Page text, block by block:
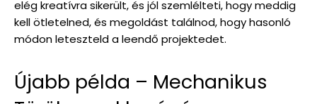
elég kreatívra sikerült, és jól szemlélteti, hogy meddig
kell ötletelned, és megoldást találnod, hogy hasonló
módon leteszteld a leendő projektedet.
Újabb példa – Mechanikus